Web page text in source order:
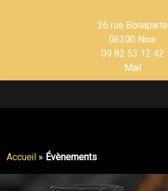
26 rue Bonaparte
06300 Nice
09 82 53 12 42
Mail
Accueil » Évènements